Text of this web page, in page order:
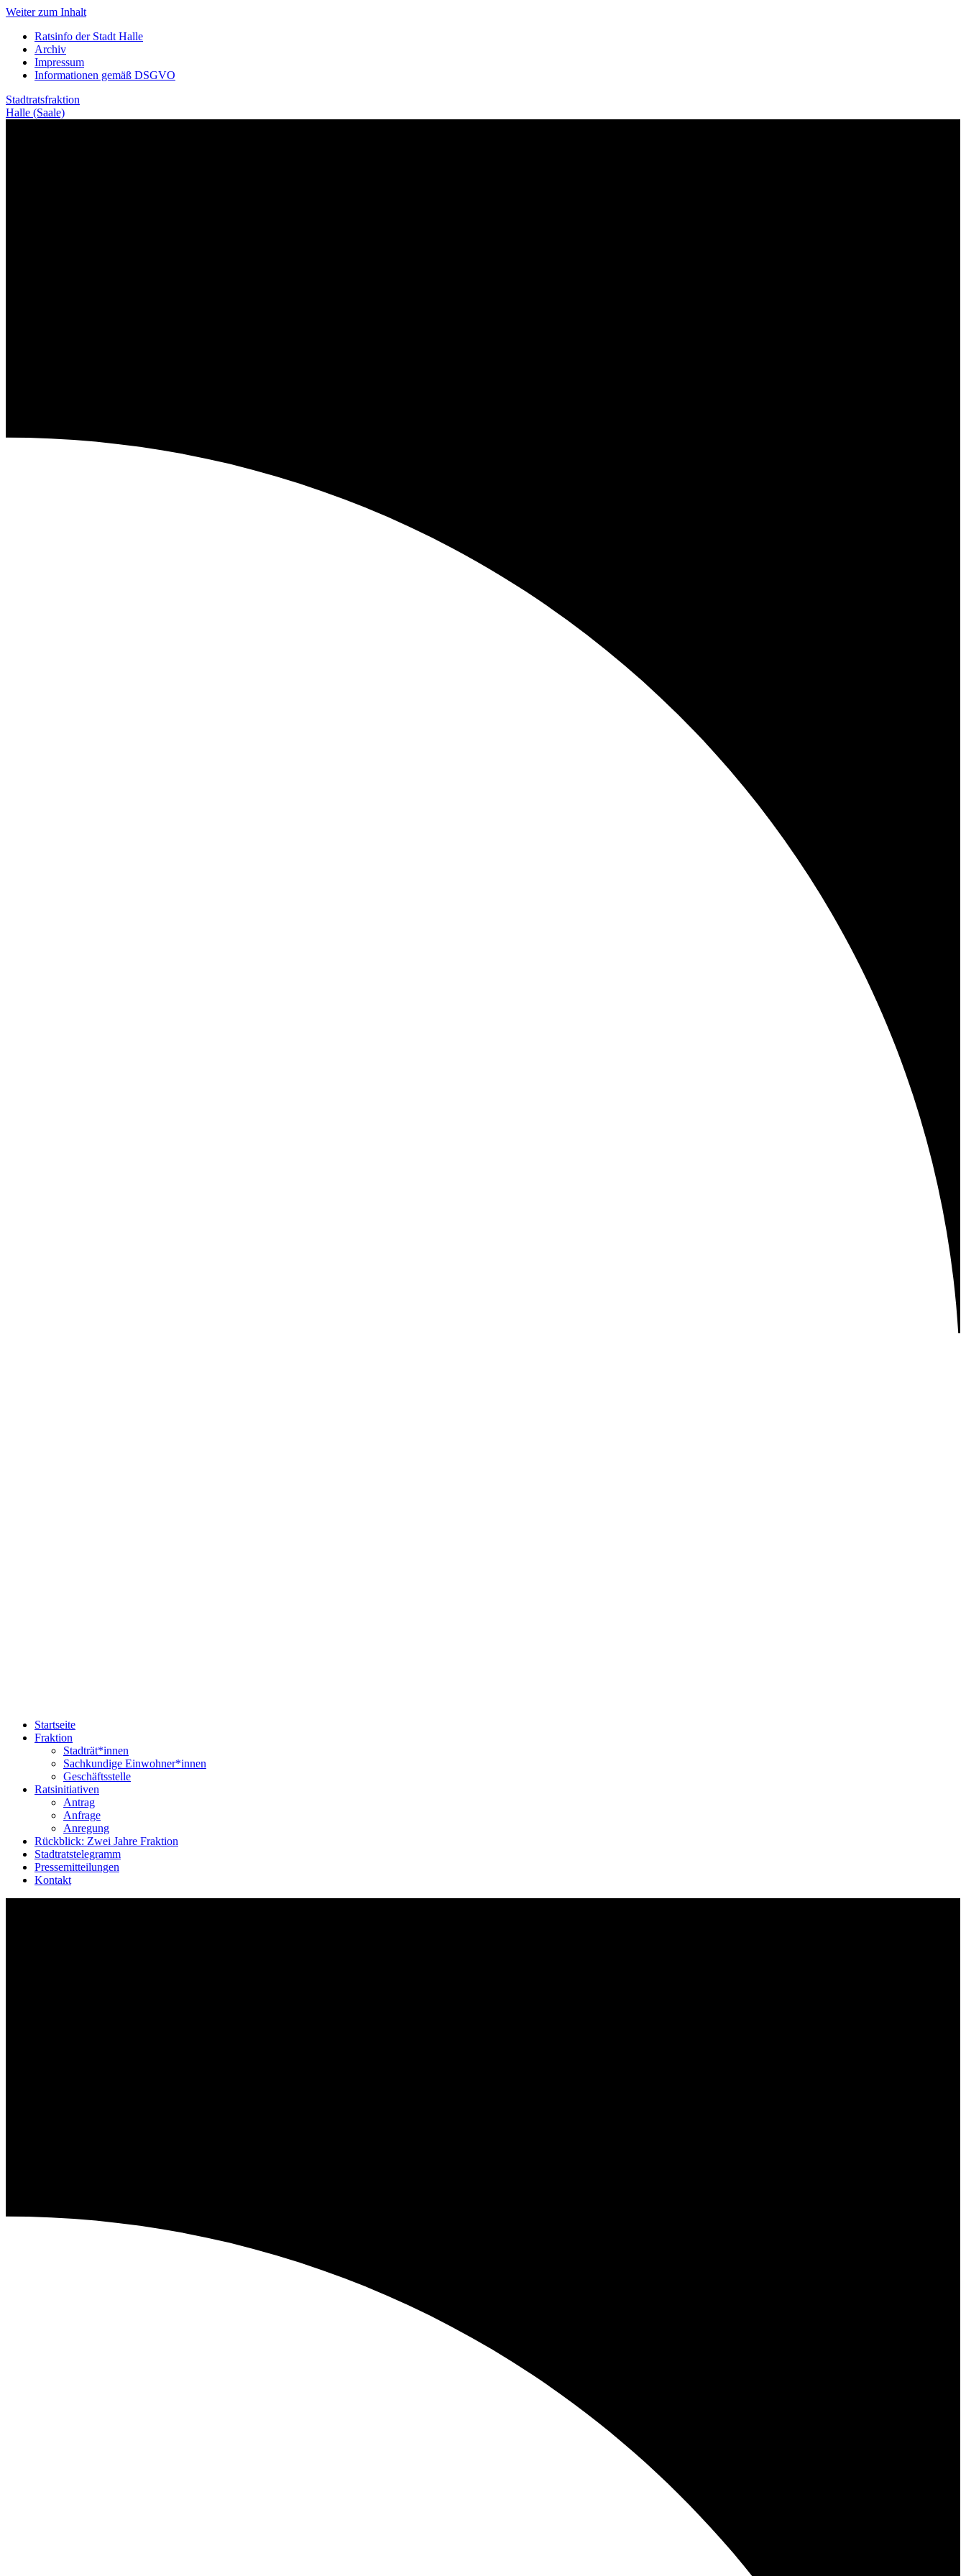
Weiter zum Inhalt
Ratsinfo der Stadt Halle
Archiv
Impressum
Informationen gemäß DSGVO
Stadtratsfraktion
Halle (Saale)
Startseite
Fraktion
Stadträt*innen
Sachkundige Einwohner*innen
Geschäftsstelle
Ratsinitiativen
Antrag
Anfrage
Anregung
Rückblick: Zwei Jahre Fraktion
Stadtratstelegramm
Pressemitteilungen
Kontakt